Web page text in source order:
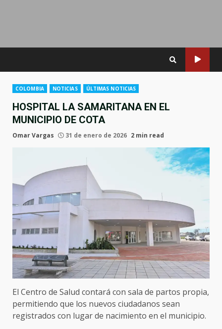
COLOMBIA NOTICIAS ÚLTIMAS NOTICIAS
HOSPITAL LA SAMARITANA EN EL
MUNICIPIO DE COTA
Omar Vargas 31 de enero de 2026 2 min read
El Centro de Salud contará con sala de partos propia,
permitiendo que los nuevos ciudadanos sean
registrados con lugar de nacimiento en el municipio.